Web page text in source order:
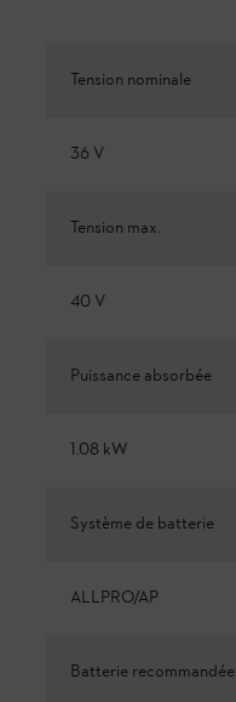
Tension nominale
36 V
Tension max.
40 V
Puissance absorbée
1.08 kW
Système de batterie
ALLPRO/AP
Batterie recommandée